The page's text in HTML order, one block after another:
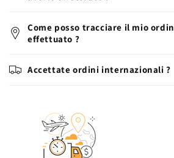
Come posso tracciare il mio
effettuato ?
Accettate ordini internazionali ?